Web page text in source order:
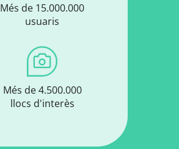
Més de 15.000.000
usuaris
Més de 4.500.000
llocs d'interès